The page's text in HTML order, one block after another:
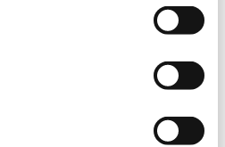
et à fort trafic et a mis en
commerciaux
des médias et de la vente